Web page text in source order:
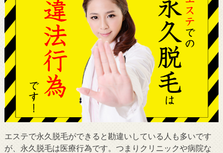
エステで永久脱毛ができると勘違いしている人も多いです
が、永久脱毛は医療行為です。つまりクリニックや病院な